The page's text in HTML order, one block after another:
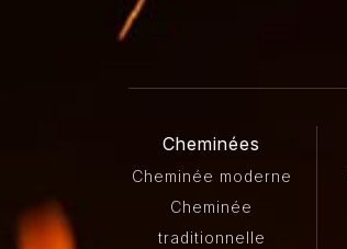
Cheminées
Cheminée moderne
Cheminée
traditionnelle